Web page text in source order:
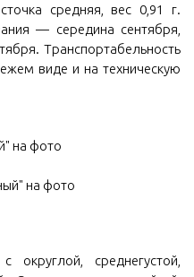
средняя, вес 0,91 г.
— середина сентября,
Транспортабельность
виде и на техническую
на фото
на фото
округлой, среднегустой,